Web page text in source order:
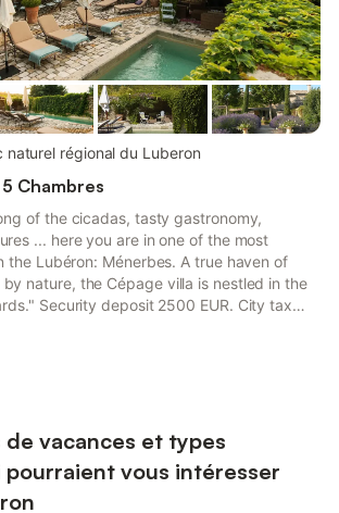
naturel régional du Luberon
Chambres
of the cicadas, tasty gastronomy,
... here you are in one of the most
the Lubéron: Ménerbes. A true haven of
nature, the Cépage villa is nestled in the
Security deposit 2500 EUR. City tax
allowed. Events: Not allowed. Suitable
vacances et types
vous intéresser